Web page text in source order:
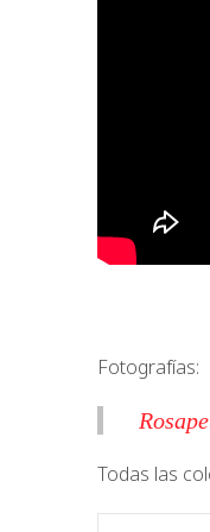
Fotografías:
Todas las